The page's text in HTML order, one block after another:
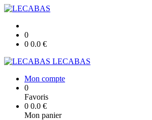
0
0 0.0 €
LECABAS
Mon compte
0
Favoris
0 0.0 €
Mon panier